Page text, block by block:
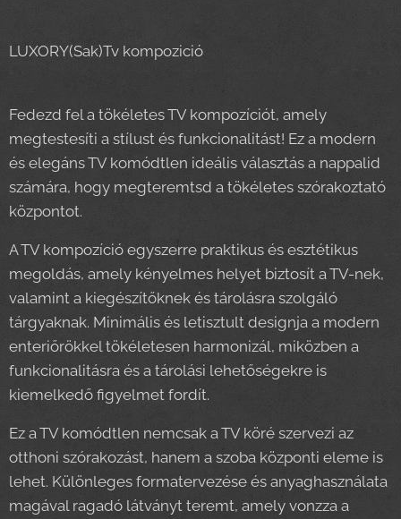
LUXORY(Sak)Tv kompozició
Fedezd fel a tökéletes TV kompozíciót, amely
megtestesíti a stílust és funkcionalitást! Ez a modern
és elegáns TV komódtlen ideális választás a nappalid
számára, hogy megteremtsd a tökéletes szórakoztató
központot.
A TV kompozíció egyszerre praktikus és esztétikus
megoldás, amely kényelmes helyet biztosít a TV-nek,
valamint a kiegészítőknek és tárolásra szolgáló
tárgyaknak. Minimális és letisztult designja a modern
enteriőrökkel tökéletesen harmonizál, miközben a
funkcionalitásra és a tárolási lehetőségekre is
kiemelkedő figyelmet fordít.
Ez a TV komódtlen nemcsak a TV köré szervezi az
otthoni szórakozást, hanem a szoba központi eleme is
lehet. Különleges formatervezése és anyaghasználata
magával ragadó látványt teremt, amely vonzza a